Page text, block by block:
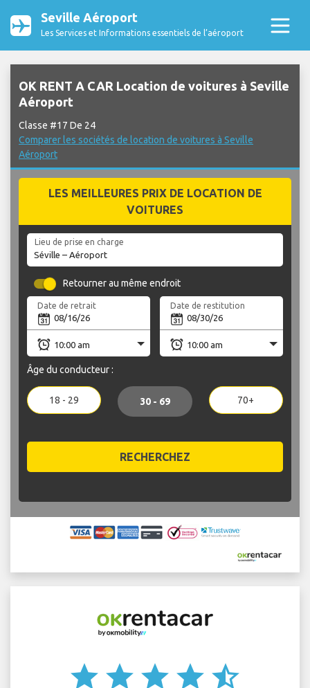
Seville Aéroport
Les Services et Informations essentiels de l’aéroport
OK RENT A CAR Location de voitures à Seville
Aéroport
Classe #17 De 24
Comparer les sociétés de location de voitures à Seville
Aéroport
LES MEILLEURES PRIX DE LOCATION DE
VOITURES
Lieu de prise en charge
Retourner au même endroit
Date de retrait Date de restitution
Âge du conducteur :
18 - 29 30 - 69 70+
RECHERCHEZ
star star star star star_half